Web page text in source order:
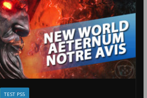
TEST PS5